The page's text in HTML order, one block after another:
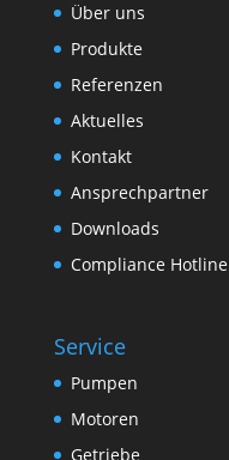
Über uns
Produkte
Referenzen
Aktuelles
Kontakt
Ansprechpartner
Downloads
Compliance Hotline
Service
Pumpen
Motoren
Getriebe